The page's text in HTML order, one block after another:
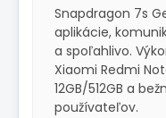
Snapdragon 7s
aplikácie,
a spoľahlivo.
Xiaomi Redmi
12GB/512GB a
používateľov.